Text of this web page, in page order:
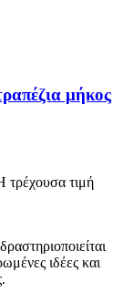
μήκος
τρέχουσα τιμή
ιδέες και